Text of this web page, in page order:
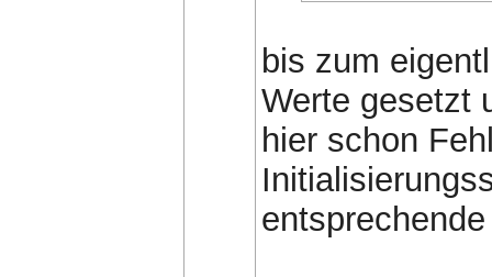
bis zum
Werte gesetzt
hier schon